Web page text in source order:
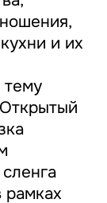
и их
тему
рамках